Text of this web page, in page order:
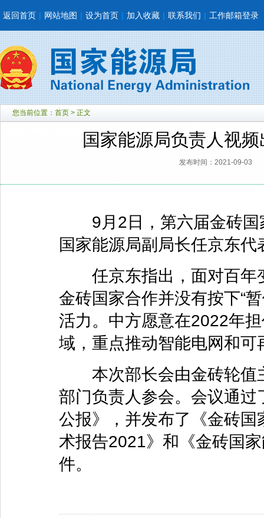
返回首页 | 网站地图 | 设为首页 | 加入收藏 | 联系我们 | 工作邮箱登录
您当前位置： 首页 > 正文
国家能源局负责人视
发布时间：2021-09-03
9月2日，第六届金砖国
国家能源局副局长任京东
任京东指出，面对百年
金砖国家合作并没有按下“
活力。中方愿意在2022年
域，重点推动智能电网和
本次部长会由金砖轮值
部门负责人参会。会议通
公报》，并发布了《金砖
术报告2021》和《金砖国
件。